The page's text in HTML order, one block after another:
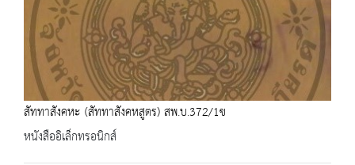
สัททาสังคหะ (สัททาสังคหสูตร) สพ.บ.372/1ข
หนังสืออิเล็กทรอนิกส์